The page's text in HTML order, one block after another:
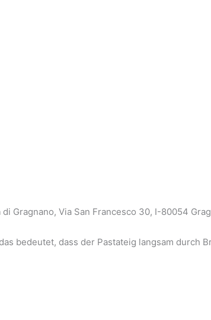
Gragnano, Via San Francesco 30, I-80054
bedeutet, dass der Pastateig langsam